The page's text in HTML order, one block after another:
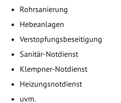
Rohrsanierung
Hebeanlagen
Verstopfungsbeseitigung
Sanitär-Notdienst
Klempner-Notdienst
Heizungsnotdienst
uvm.